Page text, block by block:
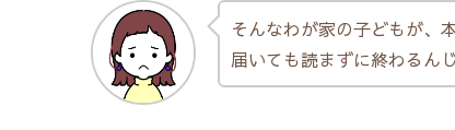
そんなわが家の子どもが、
届いても読まずに終わる